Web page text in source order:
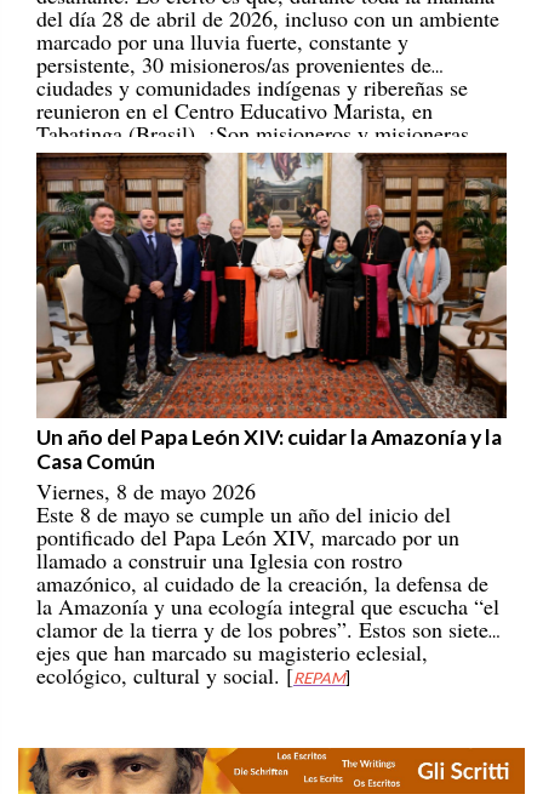
marcado por una lluvia fuerte, constante y
persistente, 30 misioneros/as provenientes de
ciudades y comunidades indígenas y ribereñas se
reunieron en el Centro Educativo Marista, en
Tabatinga (Brasil). ¡Son misioneros y misioneras
portadores/as de esperanza! [REPAM]
Un año del Papa León XIV: cuidar la Amazonía y la
Casa Común
Viernes, 8 de mayo 2026
Este 8 de mayo se cumple un año del inicio del
pontificado del Papa León XIV, marcado por un
llamado a construir una Iglesia con rostro
amazónico, al cuidado de la creación, la defensa de
la Amazonía y una ecología integral que escucha “el
clamor de la tierra y de los pobres”. Estos son siete
ejes que han marcado su magisterio eclesial,
ecológico, cultural y social. [REPAM]